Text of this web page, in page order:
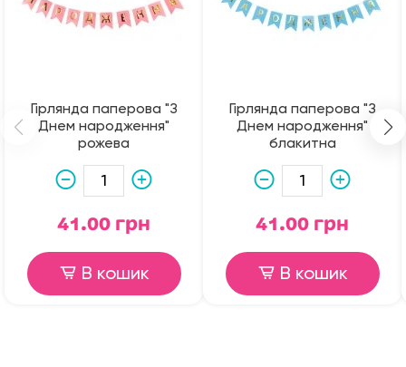
Гірлянда паперова "З
Днем народження"
рожева
41.00 грн
В кошик
Гірлянда паперова "З
Днем народження"
блакитна
41.00 грн
В кошик